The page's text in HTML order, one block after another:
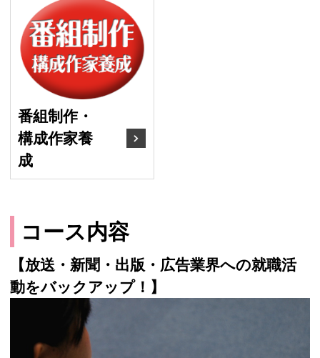
番組制作・
構成作家養
成
コース内容
【放送・新聞・出版・広告業界への就職活
動をバックアップ！】